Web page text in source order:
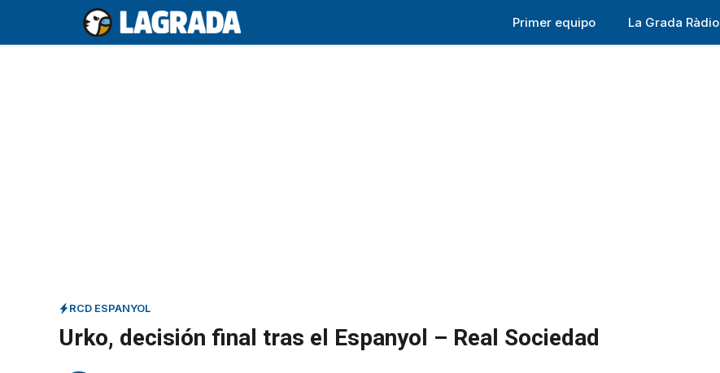
contenido
Primer equipo La Grada Ràdio
RCD ESPANYOL
Urko, decisión final tras el Espanyol – Real Sociedad